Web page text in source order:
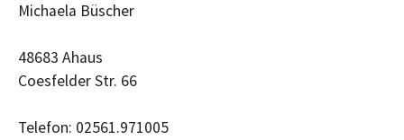
Michaela Büscher
48683 Ahaus
Coesfelder Str. 66
Telefon: 02561.971005